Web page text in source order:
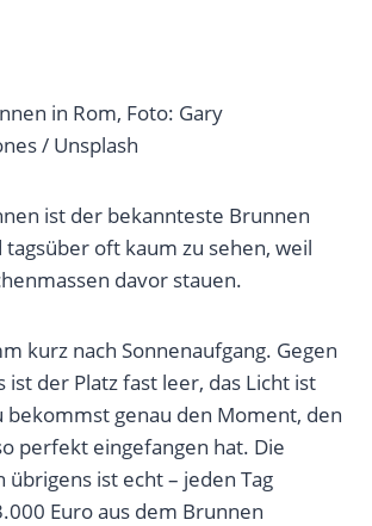
in Rom, Foto: Gary
/ Unsplash
ist der bekannteste Brunnen
tagsüber oft kaum zu sehen, weil
davor stauen.
kurz nach Sonnenaufgang. Gegen
ist der Platz fast leer, das Licht ist
bekommst genau den Moment, den
perfekt eingefangen hat. Die
übrigens ist echt – jeden Tag
Euro aus dem Brunnen